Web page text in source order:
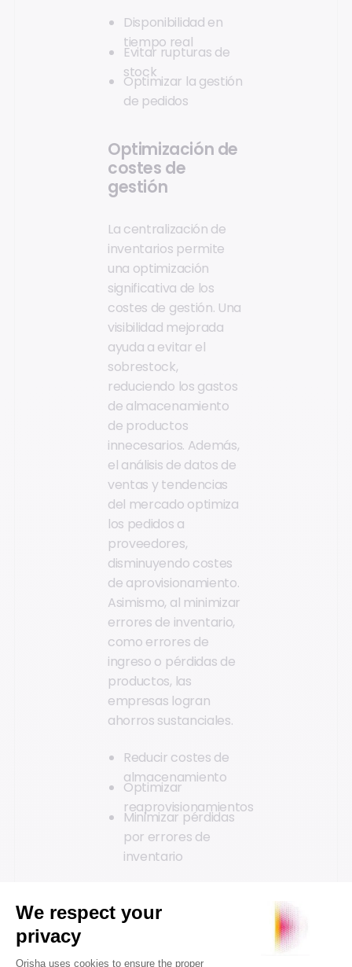
Disponibilidad en
tiempo real
Evitar rupturas de
stock
Optimizar la gestión
de pedidos
Optimización de
costes de
gestión
La centralización de
inventarios permite
una optimización
significativa de los
costes de gestión. Una
visibilidad mejorada
ayuda a evitar el
sobrestock,
reduciendo los gastos
de almacenamiento
de productos
innecesarios. Además,
el análisis de datos de
ventas y tendencias
del mercado optimiza
los pedidos a
proveedores,
disminuyendo costes
de aprovisionamiento.
Asimismo, al minimizar
errores de inventario,
como errores de
ingreso o pérdidas de
productos, las
empresas logran
ahorros sustanciales.
Reducir costes de
almacenamiento
Optimizar
reaprovisionamientos
Minimizar pérdidas
por errores de
inventario
Reducción de
errores de